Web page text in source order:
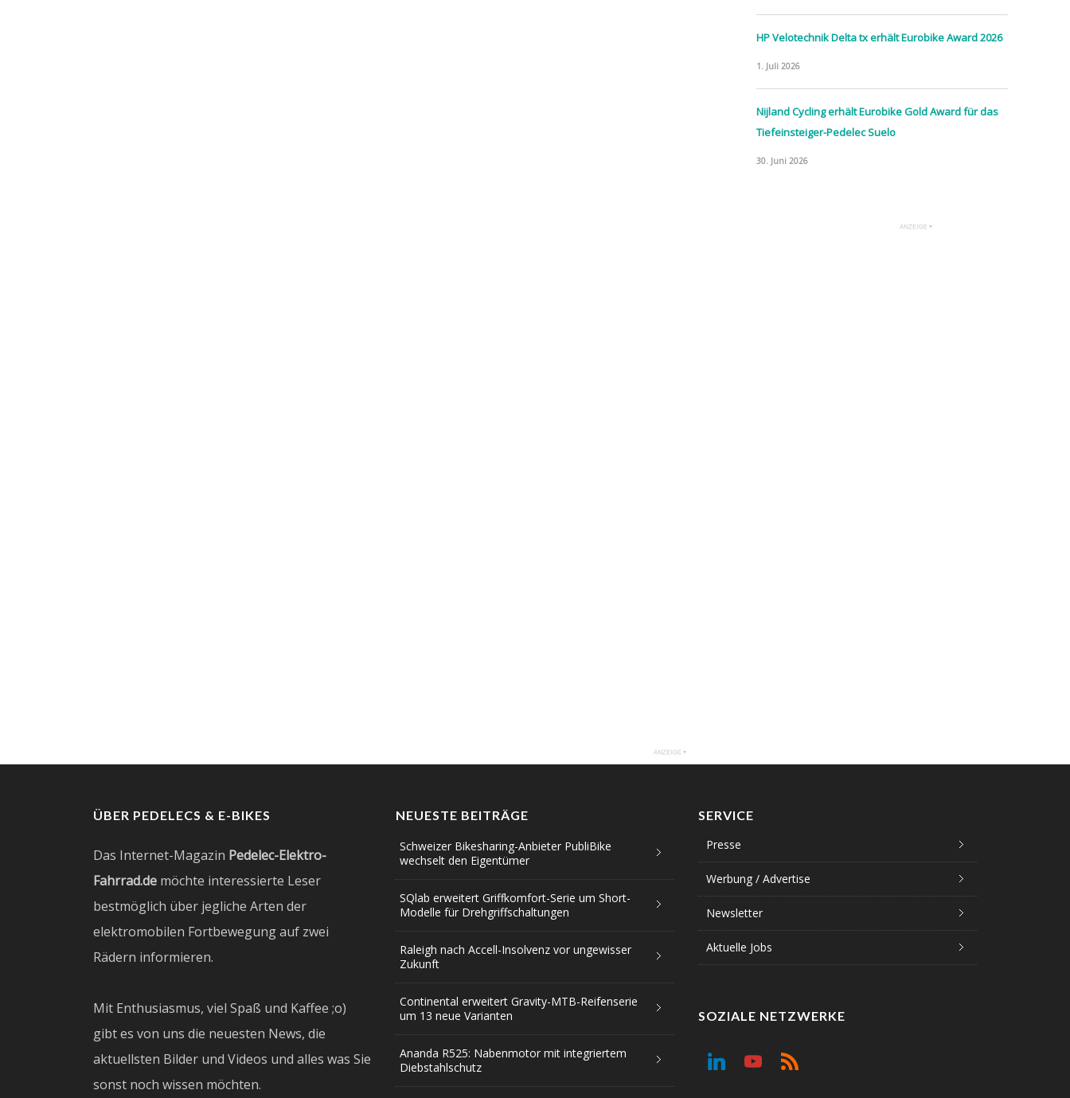
HP Velotechnik Delta tx erhält Eurobike Award 2026
1. Juli 2026
Nijland Cycling erhält Eurobike Gold Award für das
Tiefeinsteiger-Pedelec Suelo
30. Juni 2026
ÜBER PEDELECS & E-BIKES
Das Internet-Magazin Pedelec-Elektro-
Fahrrad.de möchte interessierte Leser
bestmöglich über jegliche Arten der
elektromobilen Fortbewegung auf zwei
Rädern informieren.
Mit Enthusiasmus, viel Spaß und Kaffee ;o)
gibt es von uns die neuesten News, die
aktuellsten Bilder und Videos und alles was Sie
sonst noch wissen möchten.
NEUESTE BEITRÄGE
Schweizer Bikesharing-Anbieter PubliBike
wechselt den Eigentümer
SQlab erweitert Griffkomfort-Serie um Short-
Modelle für Drehgriffschaltungen
Raleigh nach Accell-Insolvenz vor ungewisser
Zukunft
Continental erweitert Gravity-MTB-Reifenserie
um 13 neue Varianten
Ananda R525: Nabenmotor mit integriertem
Diebstahlschutz
SERVICE
Presse
Werbung / Advertise
Newsletter
Aktuelle Jobs
SOZIALE NETZWERKE